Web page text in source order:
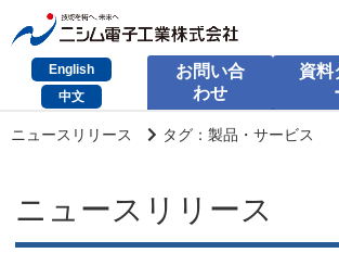
English
中文
お問い合
わせ
資料
HOME
製品とサービス
ニュースリリース タグ：製品・サービス
ニュースリリース